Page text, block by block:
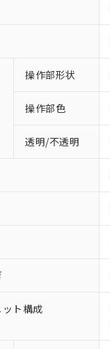
操作部形状
操作部色
透明/不透明
ト構成